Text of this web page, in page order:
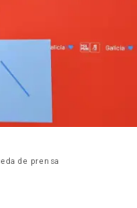
de prensa